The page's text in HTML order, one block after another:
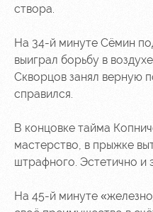
створа.
На 34-й минуте Сёмин
выиграл борьбу в
Скворцов занял верную
справился.
В концовке тайма
мастерство, в прыжке
штрафного. Эстетично и
На 45-й минуте